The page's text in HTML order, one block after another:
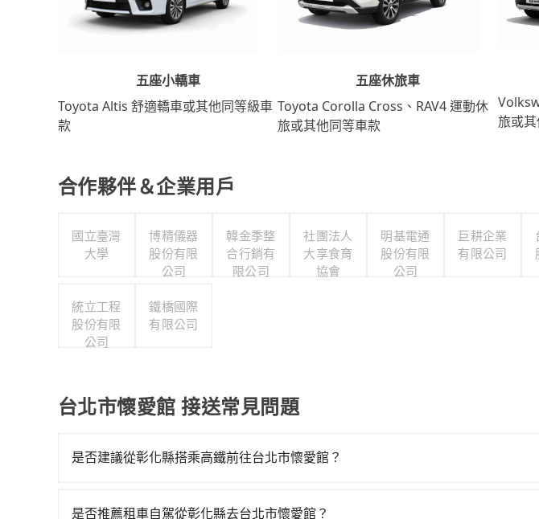
五座小轎車
Toyota Altis 舒適轎車或其他同等級車
款
五座休旅車
Toyota Corolla Cross、RAV4 運動休
旅或其他同等車款
旅或
合作夥伴＆企業用戶
國立臺灣
大學
博精儀器
股份有限
公司
韓金季整
合行銷有
限公司
社團法人
大享食育
協會
明基電通
股份有限
公司
巨耕企業
有限公司
統立工程
股份有限
公司
鐵橋國際
有限公司
台北市懷愛館 接送常見問題
是否建議從彰化縣搭乘高鐵前往台北市懷愛館？
一直到23:03，台中-台北一天最多有105班次高鐵可搭乘。假設從彰化縣福興鄉前
是否推薦租車自駕從彰化縣去台北市懷愛館？